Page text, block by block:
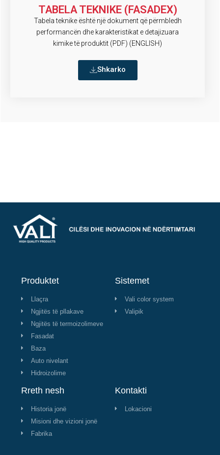
TABELA TEKNIKE (FASADEX)
Tabela teknike është një dokument që përmbledh
performancën dhe karakteristikat e detajizuara
kimike të produktit (PDF) (ENGLISH)
Shkarko
Produktet
Llaçra
Ngjitës të pllakave
Ngjitës të termoizolimeve
Fasadat
Baza
Auto nivelant
Hidroizolime
Sistemet
Vali color system
Valipik
Rreth nesh
Historia jonë
Misioni dhe vizioni jonë
Fabrika
Kontakti
Lokacioni